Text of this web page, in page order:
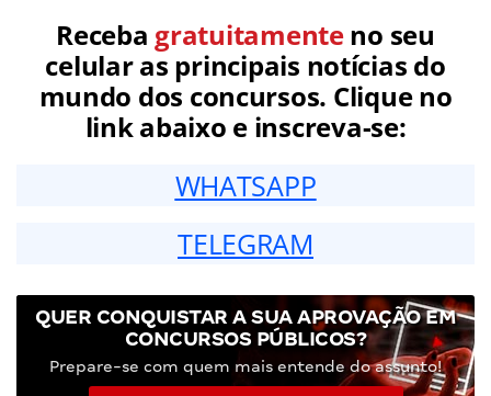
Receba gratuitamenteno seu
celular as principais notícias do
mundo dos concursos. Clique no
link abaixo e inscreva-se:
WHATSAPP
TELEGRAM
QUER CONQUISTAR A SUA APROVAÇÃO EM
CONCURSOS PÚBLICOS?
Prepare-se com quem mais entende do assunto!